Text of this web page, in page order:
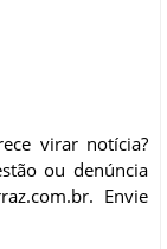
virar notícia?
ou denúncia
Envie